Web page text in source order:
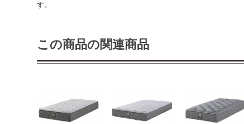
す。
この商品の関連商品